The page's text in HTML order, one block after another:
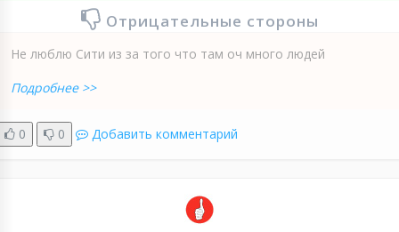
Отрицательные стороны
Не люблю Сити из за того что там оч много людей
Подробнее >>
0 0 Добавить комментарий